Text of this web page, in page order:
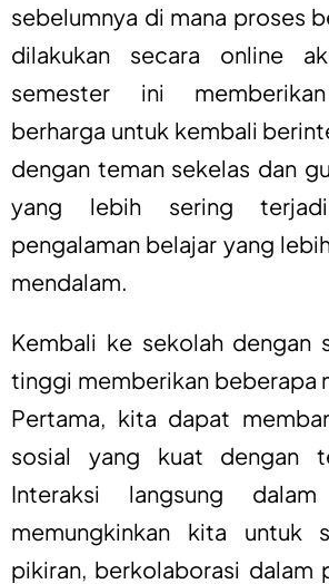
sebelumnya di mana proses
dilakukan secara online
semester ini
berharga untuk kembali
dengan teman sekelas dan
yang lebih sering terjadi
pengalaman belajar yang
mendalam.
Kembali ke sekolah dengan
tinggi memberikan beberapa
Pertama, kita dapat
sosial yang kuat dengan
Interaksi langsung
memungkinkan kita untuk
pikiran, berkolaborasi dalam